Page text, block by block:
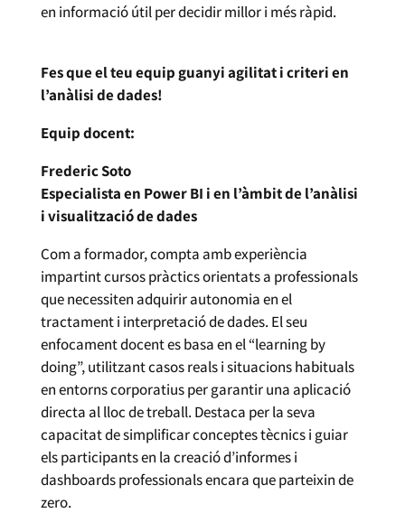
en informació útil per decidir millor i més ràpid.
Fes que el teu equip guanyi agilitat i criteri en
l’anàlisi de dades!
Equip docent:
Frederic Soto
Especialista en Power BI i en l’àmbit de l’anàlisi
i visualització de dades
Com a formador, compta amb experiència
impartint cursos pràctics orientats a professionals
que necessiten adquirir autonomia en el
tractament i interpretació de dades. El seu
enfocament docent es basa en el “learning by
doing”, utilitzant casos reals i situacions habituals
en entorns corporatius per garantir una aplicació
directa al lloc de treball. Destaca per la seva
capacitat de simplificar conceptes tècnics i guiar
els participants en la creació d’informes i
dashboards professionals encara que parteixin de
zero.